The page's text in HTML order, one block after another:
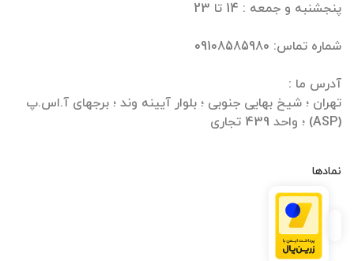
تهران ؛ شیخ بهایی جنوبی ؛ بلوار آیینه وند ؛ برجهای آ.اس.پ
(ASP) ؛ واحد 439 تجاری
نمادها